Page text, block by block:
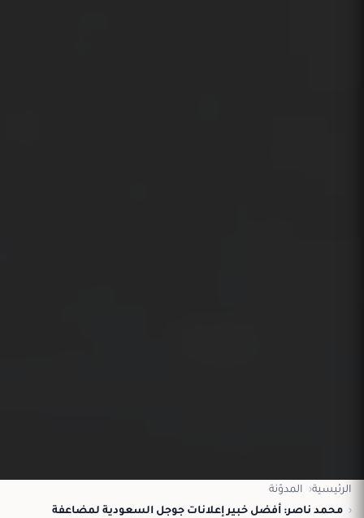
الرئيسية
المدوّنة
محمد ناصر: أفضل خبير إعلانات جوجل السعودية لمضاعفة